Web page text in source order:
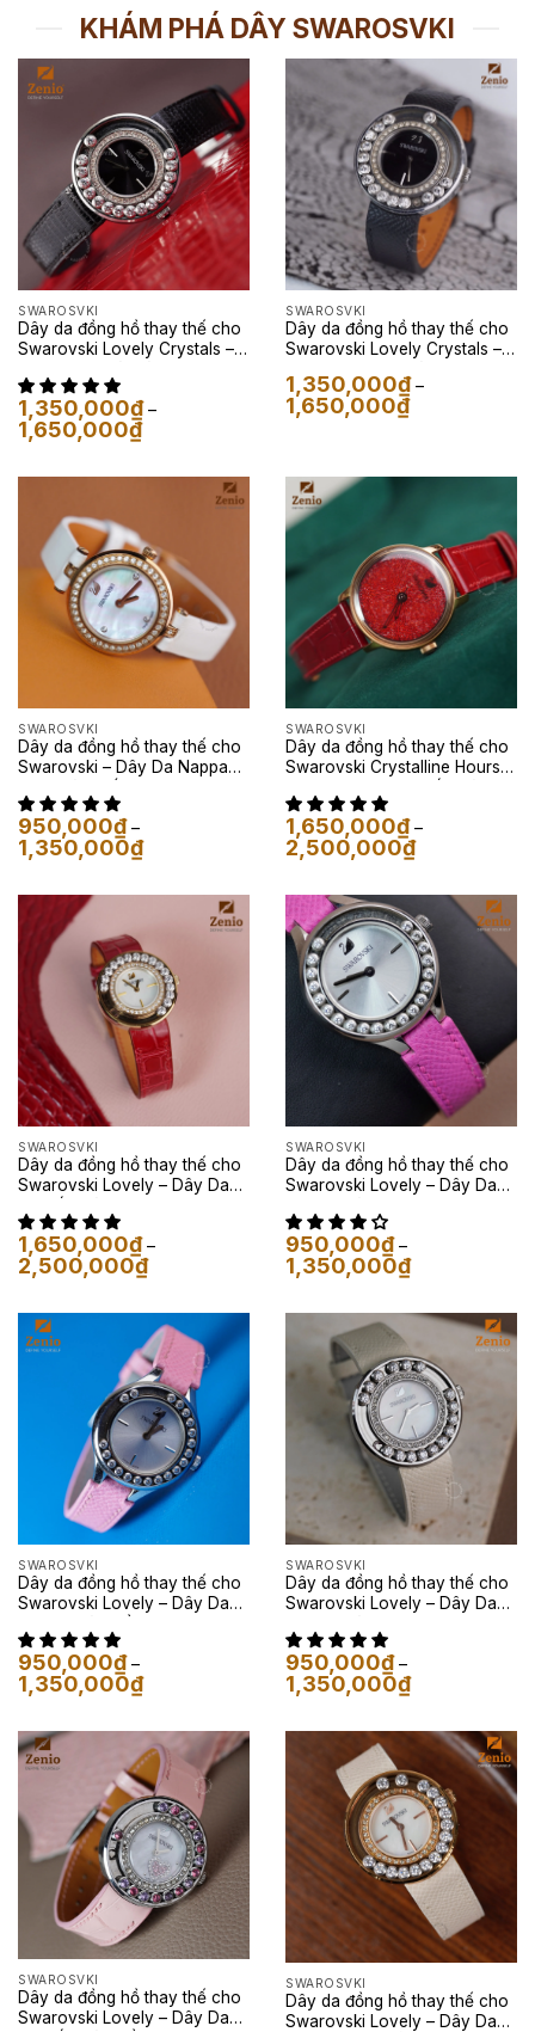
KHÁM PHÁ DÂY SWAROSVKI
SWAROSVKI
Dây da đồng hồ thay thế cho
Swarovski Lovely Crystals –
1,350,000₫ –
1,650,000₫Khoảng
giá:
1,350,000₫
1,650,000₫
SWAROSVKI
Dây da đồng hồ thay thế cho
Swarovski Lovely Crystals –
1,350,000₫ –
1,650,000₫Khoảng
giá:
1,650,000₫
SWAROSVKI
Dây da đồng hồ thay thế cho
Swarovski – Dây Da Nappa
950,000₫ –
1,350,000₫Khoảng
giá:
1,350,000₫
SWAROSVKI
Dây da đồng hồ thay thế cho
Swarovski Crystalline Hours
1,650,000₫ –
2,500,000₫Khoảng
giá:
2,500,000₫
SWAROSVKI
Dây da đồng hồ thay thế cho
Swarovski Lovely – Dây Da
1,650,000₫ –
2,500,000₫Khoảng
giá:
đến
2,500,000₫
SWAROSVKI
Dây da đồng hồ thay thế cho
Swarovski Lovely – Dây Da
950,000₫ –
1,350,000₫Khoảng
giá:
đến
1,350,000₫
SWAROSVKI
Dây da đồng hồ thay thế cho
Swarovski Lovely – Dây Da
950,000₫ –
1,350,000₫Khoảng
giá:
đến
1,350,000₫
SWAROSVKI
Dây da đồng hồ thay thế cho
Swarovski Lovely – Dây Da
950,000₫ –
1,350,000₫Khoảng
giá:
đến
1,350,000₫
SWAROSVKI
Dây da đồng hồ thay thế cho
Swarovski Lovely – Dây Da
SWAROSVKI
Dây da đồng hồ thay thế cho
Swarovski Lovely – Dây Da